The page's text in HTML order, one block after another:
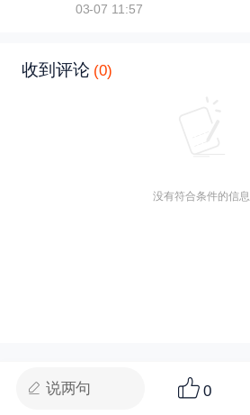
03-07 11:57
收到评论 (0)
没有符合条件的信息
说两句 0